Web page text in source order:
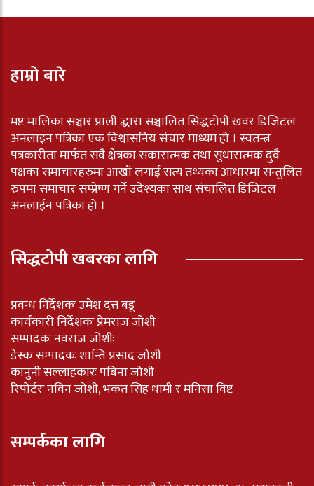
हाम्रो बारे
मष्ट मालिका सञ्चार प्राली द्धारा सञ्चालित सिद्धटोपी खवर डिजिटल
अनलाइन पत्रिका एक विश्वासनिय संचार माध्यम हो । स्वतन्त्र
पत्रकारीता मार्फत सवै क्षेत्रका सकारात्मक तथा सुधारात्मक दुवै
पक्षका समाचारहरुमा आखाँ लगाई सत्य तथ्यका आधारमा सन्तुलित
रुपमा समाचार सम्प्रेष्ण गर्ने उदेश्यका साथ संचालित डिजिटल
अनलाईन पत्रिका हो ।
सिद्धटोपी खबरका लागि
प्रवन्ध निर्देशकः उमेश दत्त बडू
कार्यकारी निर्देशकः प्रेमराज जोशी
सम्पादकः नवराज जोशीः
डेस्क सम्पादकः शान्ति प्रसाद जोशी
कानुनी सल्लाहकारः पबिना जोशी
रिपोर्टरः नविन जोशी, भकत सिह धामी र मनिसा विष्ट
सम्पर्कका लागि